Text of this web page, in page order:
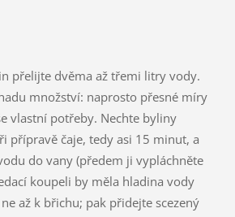
přelijte dvěma až třemi litry vody.
množství: naprosto přesné míry
vlastní potřeby. Nechte byliny
přípravě čaje, tedy asi 15 minut, a
do vany (předem ji vypláchněte
koupeli by měla hladina vody
až k břichu; pak přidejte scezený